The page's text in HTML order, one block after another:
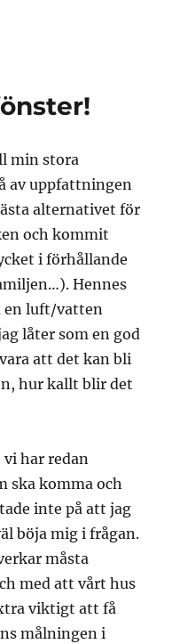
min stora
av uppfattningen
alternativet för
och kommit
i förhållande
Hennes
en luft/vatten
låter som en god
att det kan bli
hur kallt blir det
har redan
ska komma och
inte på att jag
böja mig i frågan.
måsta
med att vårt hus
viktigt att få
målningen i